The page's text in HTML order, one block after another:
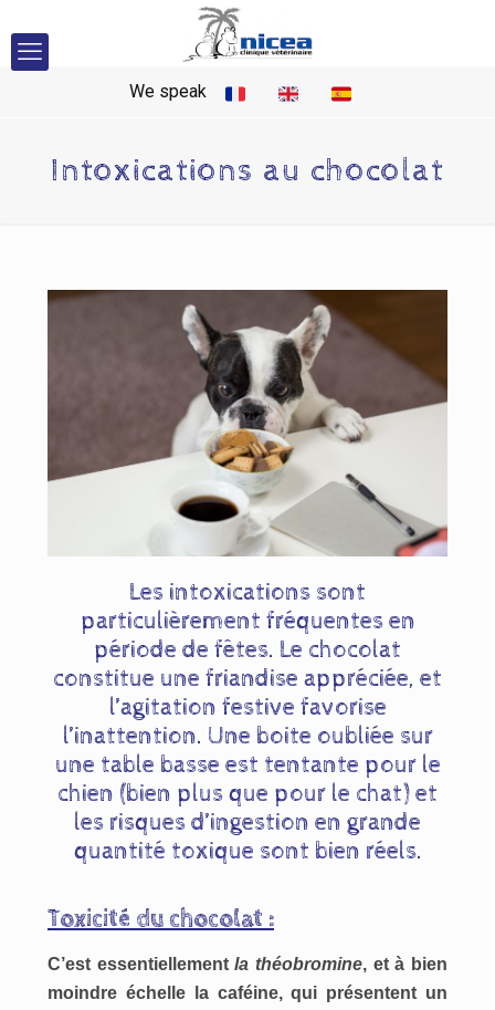
We speak
Intoxications au chocolat
Les intoxications sont
particulièrement fréquentes en
période de fêtes. Le chocolat
constitue une friandise appréciée, et
l’agitation festive favorise
l’inattention. Une boite oubliée sur
une table basse est tentante pour le
chien (bien plus que pour le chat) et
les risques d’ingestion en grande
quantité toxique sont bien réels.
Toxicité du chocolat :
C’est essentiellementla théobromine, et à bien
moindre échelle la caféine, qui présentent un